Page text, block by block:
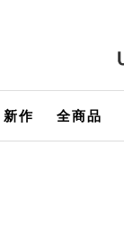
新作 全商品